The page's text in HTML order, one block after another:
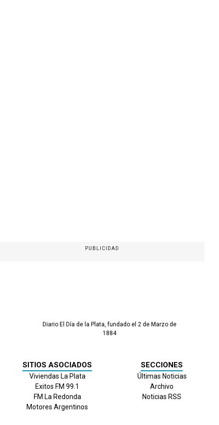
PUBLICIDAD
Diario El Día de la Plata, fundado el 2 de Marzo de
1884
SITIOS ASOCIADOS
Viviendas La Plata
Exitos FM 99.1
FM La Redonda
Motores Argentinos
SECCIONES
Últimas Noticias
Archivo
Noticias RSS